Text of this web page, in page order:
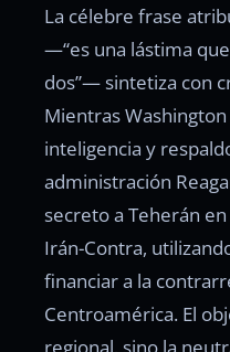
La célebre frase
—“es una lástima
dos”— sintetiza con
Mientras
inteligencia y
administración
secreto a Teherán
Irán-Contra,
financiar a la
Centroamérica. El